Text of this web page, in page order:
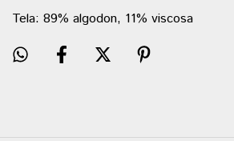
Tela: 89% algodon, 11% viscosa